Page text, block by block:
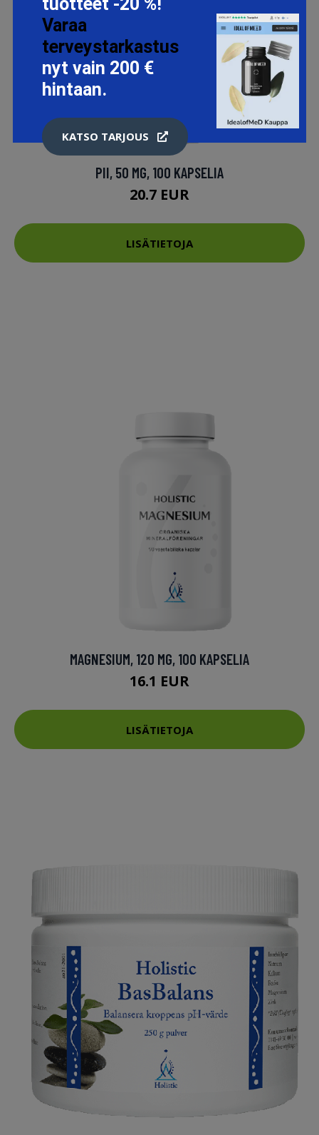
PII, 50 MG, 100 KAPSELIA
20.7 EUR
LISÄTIETOJA
MAGNESIUM, 120 MG, 100 KAPSELIA
16.1 EUR
LISÄTIETOJA
Varaa
terveystarkastus
nyt vain 200 €
hintaan.
KATSO TARJOUS